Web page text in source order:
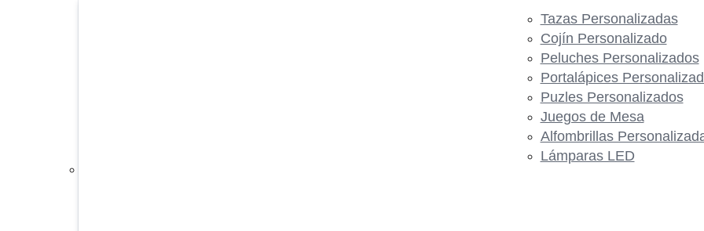
Tazas Personalizadas
Cojín Personalizado
Peluches Personalizados
Portalápices
Puzles Personalizados
Juegos de Mesa
Alfombrillas
Lámparas LED